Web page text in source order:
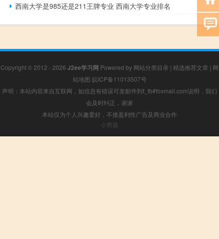
西南大学是985还是211王牌专业 西南大学专业排名
Copyright © 2012 - 2026 J2ee学习网 Powered by 网站分类目录 | 精选推荐文章 | 网
站地图 皖ICP备11013507号
声明：本站内容来自互联网，如信息有错误可发邮件到f_fb#foxmail.com说明，我们
会及时纠正，谢谢
本站仅为个人兴趣爱好，不接盈利性广告及商业合作
小男孩